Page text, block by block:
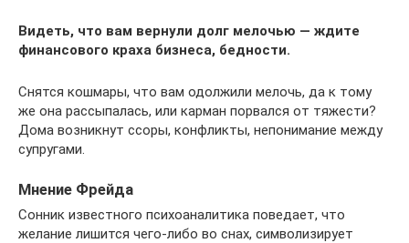
Видеть, что вам вернули долг мелочью — ждите
финансового краха бизнеса, бедности.
Снятся кошмары, что вам одолжили мелочь, да к тому
же она рассыпалась, или карман порвался от тяжести?
Дома возникнут ссоры, конфликты, непонимание между
супругами.
Мнение Фрейда
Сонник известного психоаналитика поведает, что
желание лишится чего-либо во снах, символизирует